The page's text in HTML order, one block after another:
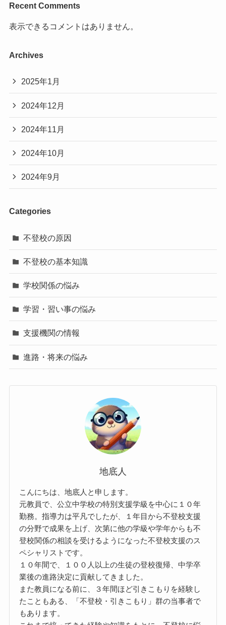
Recent Comments
表示できるコメントはありません。
Archives
2025年1月
2024年12月
2024年11月
2024年10月
2024年9月
Categories
不登校の原因
不登校の基本知識
学校関係の悩み
学習・習い事の悩み
支援機関の情報
進路・将来の悩み
地底人
こんにちは、地底人と申します。
元教員で、公立中学校の特別支援学級を中心に１０年
勤務。指導力は平凡でしたが、１年目から不登校支援
の分野で成果を上げ、次第に他の学級や学年からも不
登校関係の相談を受けるようになった不登校支援のス
ペシャリストです。
１０年間で、１００人以上の生徒の登校復帰、中学卒
業後の進路決定に貢献してきました。
また教員になる前に、３年間ほど引きこもりを経験し
たこともある、「不登校・引きこもり」群の当事者で
もあります。